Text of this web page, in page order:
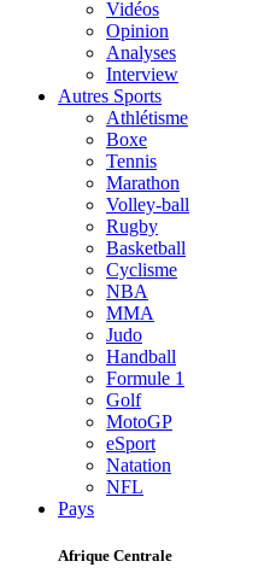
Vidéos
Opinion
Analyses
Interview
Autres Sports
Athlétisme
Boxe
Tennis
Marathon
Volley-ball
Rugby
Basketball
Cyclisme
NBA
MMA
Judo
Handball
Formule 1
Golf
MotoGP
eSport
Natation
NFL
Pays
Afrique Centrale